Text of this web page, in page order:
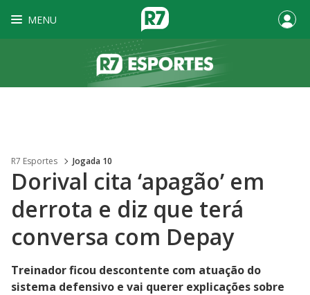
MENU
R7 Esportes Jogada 10
Dorival cita ‘apagão’ em
derrota e diz que terá
conversa com Depay
Treinador ficou descontente com atuação do
sistema defensivo e vai querer explicações sobre